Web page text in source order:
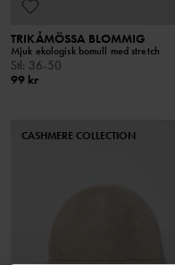
TRIKÅMÖSSA BLOMMIG
Mjuk ekologisk bomull med stretch
Stl: 36-50
99 kr
CASHMERE COLLECTION